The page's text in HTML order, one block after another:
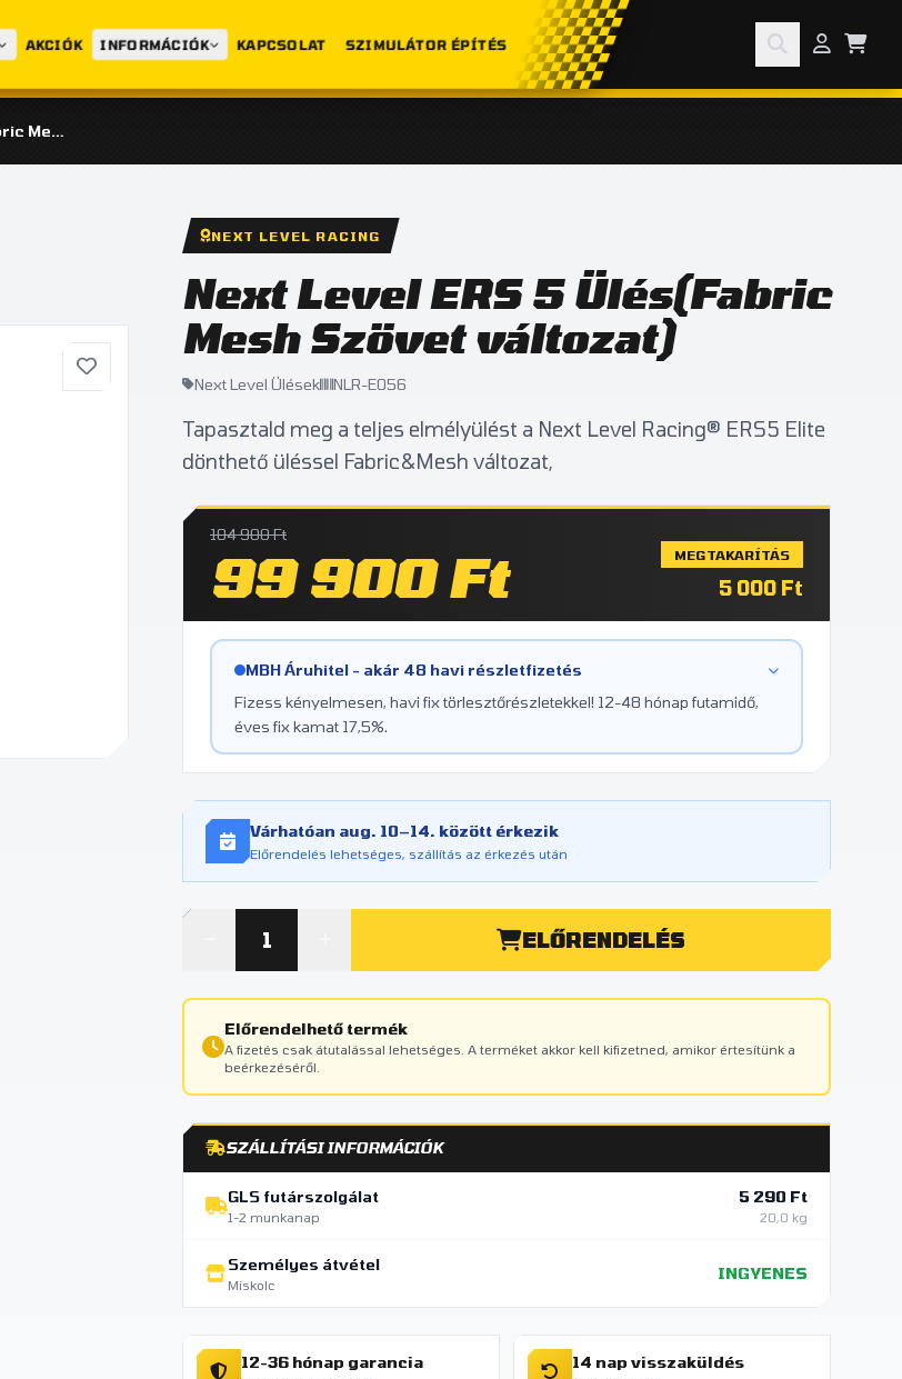
AKCIÓK INFORMÁCIÓK KAPCSOLAT SZIMULÁTOR ÉPÍTÉS
Next Level ERS 5 Ülés(Fabric Mesh Szövet változat)
NEXT LEVEL RACING
Next Level ERS 5 Ülés(Fabric
Mesh Szövet változat)
Next Level Ülések NLR-E056
Tapasztald meg a teljes elmélyülést a Next Level Racing® ERS5 Elite
dönthető üléssel Fabric&Mesh változat,
104 900 Ft
99 900 Ft MEGTAKARÍTÁS
5 000 Ft
MBH Áruhitel - akár 48 havi részletfizetés
Fizess kényelmesen, havi fix törlesztőrészletekkel! 12-48 hónap futamidő,
éves fix kamat 17,5%.
Várhatóan aug. 10–14. között érkezik
Előrendelés lehetséges, szállítás az érkezés után
ELŐRENDELÉS
Előrendelhető termék
A fizetés csak átutalással lehetséges. A terméket akkor kell kifizetned, amikor értesítünk a
beérkezéséről.
SZÁLLÍTÁSI INFORMÁCIÓK
GLS futárszolgálat
1-2 munkanap
5 290 Ft
20,0 kg
Személyes átvétel
Miskolc
INGYENES
12-36 hónap garancia 14 nap visszaküldés